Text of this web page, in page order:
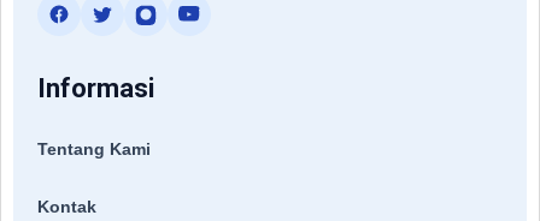
Informasi
Tentang Kami
Kontak